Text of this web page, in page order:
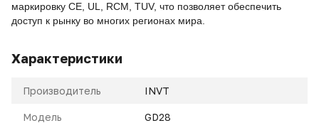
маркировку CE, UL, RCM, TUV, что позволяет обеспечить
доступ к рынку во многих регионах мира.
Характеристики
Производитель INVT
Модель GD28